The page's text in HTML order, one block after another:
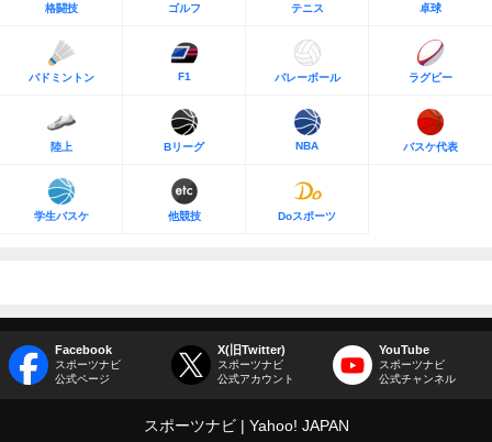
格闘技 ゴルフ テニス 卓球
バドミントン F1 バレーボール ラグビー
陸上 Bリーグ NBA バスケ代表
学生バスケ 他競技 Doスポーツ
Facebook
スポーツナビ
公式ページ
X(旧Twitter)
スポーツナビ
公式アカウント
YouTube
スポーツナビ
公式チャンネル
スポーツナビ Yahoo! JAPAN